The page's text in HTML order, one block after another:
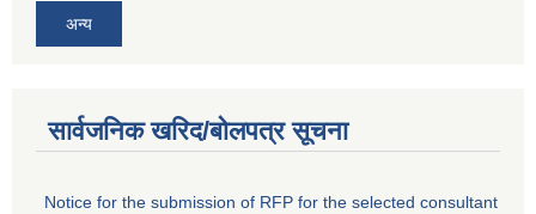
अन्य
सार्वजनिक खरिद/बोलपत्र सूचना
Notice for the submission of RFP for the selected consultant